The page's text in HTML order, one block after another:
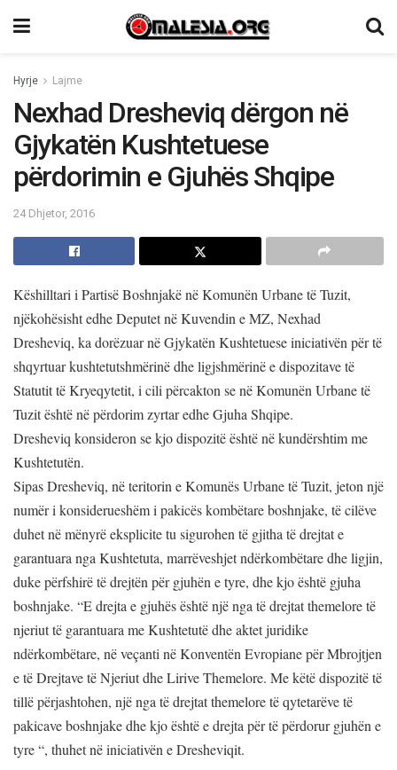
Hyrje Lajme
Nexhad Dresheviq dërgon në
Gjykatën Kushtetuese
përdorimin e Gjuhës Shqipe
24 Dhjetor, 2016
Këshilltari i Partisë Boshnjakë në Komunën Urbane të Tuzit,
njëkohësisht edhe Deputet në Kuvendin e MZ, Nexhad
Dresheviq, ka dorëzuar në Gjykatën Kushtetuese iniciativën për të
shqyrtuar kushtetutshmërinë dhe ligjshmërinë e dispozitave të
Statutit të Kryeqytetit, i cili përcakton se në Komunën Urbane të
Tuzit është në përdorim zyrtar edhe Gjuha Shqipe.
Dresheviq konsideron se kjo dispozitë është në kundërshtim me
Kushtetutën.
Sipas Dresheviq, në teritorin e Komunës Urbane të Tuzit, jeton një
numër i konsiderueshëm i pakicës kombëtare boshnjake, të cilëve
duhet në mënyrë eksplicite tu sigurohen të gjitha të drejtat e
garantuara nga Kushtetuta, marrëveshjet ndërkombëtare dhe ligjin,
duke përfshirë të drejtën për gjuhën e tyre, dhe kjo është gjuha
boshnjake. “E drejta e gjuhës është një nga të drejtat themelore të
njeriut të garantuara me Kushtetutë dhe aktet juridike
ndërkombëtare, në veçanti në Konventën Evropiane për Mbrojtjen
e të Drejtave të Njeriut dhe Lirive Themelore. Me këtë dispozitë të
tillë përjashtohen, një nga të drejtat themelore të qytetarëve të
pakicave boshnjake dhe kjo është e drejta për të përdorur gjuhën e
tyre “, thuhet në iniciativën e Dresheviqit.